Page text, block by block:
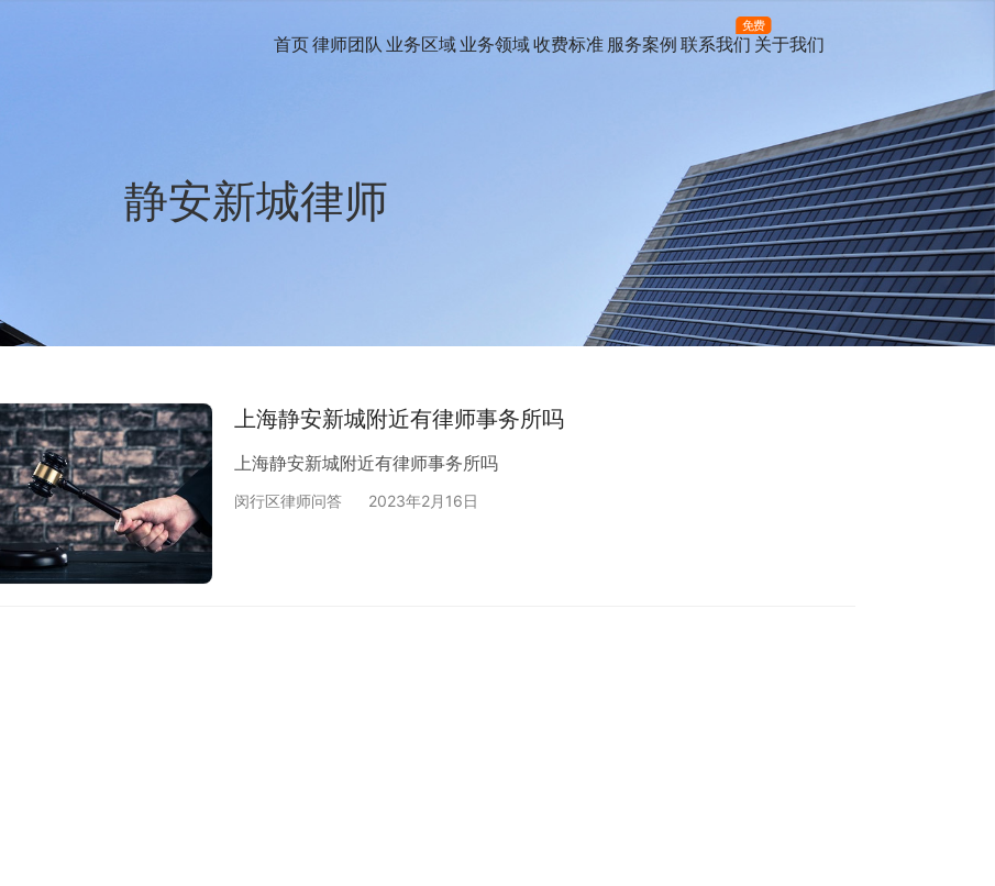
首页律师团队 业务区域 业务领域收费标准 服务案例 联系我们
免费
关于我们
静安新城律师
上海静安新城附近有律师事务所吗
上海静安新城附近有律师事务所吗
闵行区律师问答 2023年2月16日